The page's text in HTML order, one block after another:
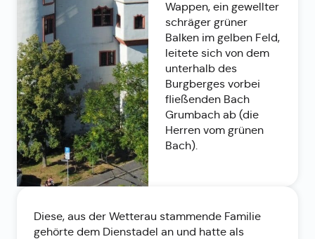
Wappen, ein gewellter
schräger grüner
Balken im gelben Feld,
leitete sich von dem
unterhalb des
Burgberges vorbei
fließenden Bach
Grumbach ab (die
Herren vom grünen
Bach).
Diese, aus der Wetterau stammende Familie
gehörte dem Dienstadel an und hatte als